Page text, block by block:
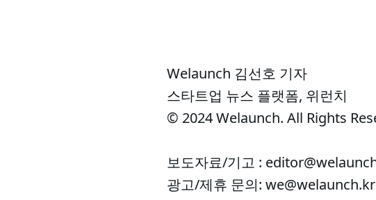
Welaunch 김선호 기자
스타트업 뉴스 플랫폼, 위런치
© 2024 Welaunch. All Rights
보도자료/기고 :
광고/제휴 문의: we@welaunch.kr